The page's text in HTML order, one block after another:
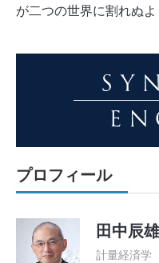
が二つの世界に割れぬよ
プロフィール
田中辰雄
計量経済学